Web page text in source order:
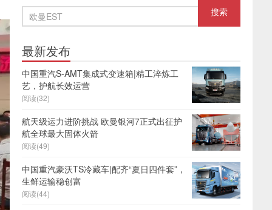
最新发布
中国重汽S-AMT集成式变速箱|精工淬炼工
艺，护航长效运营
阅读(32)
航天级运力进阶挑战 欧曼银河7正式出征护
航全球最大固体火箭
阅读(49)
中国重汽豪沃TS冷藏车|配齐“夏日四件套”，
生鲜运输稳创富
阅读(44)